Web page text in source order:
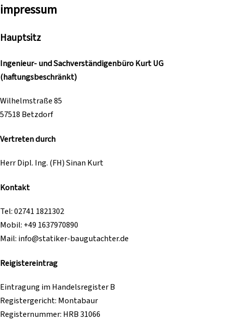
impressum
Hauptsitz
Ingenieur- und Sachverständigenbüro Kurt UG
(haftungsbeschränkt)
Wilhelmstraße 85
57518 Betzdorf
Vertreten durch
Herr Dipl. Ing. (FH) Sinan Kurt
Kontakt
Tel: 02741 1821302
Mobil: +49 1637970890
Mail: info@statiker-baugutachter.de
Reigistereintrag
Eintragung im Handelsregister B
Registergericht: Montabaur
Registernummer: HRB 31066